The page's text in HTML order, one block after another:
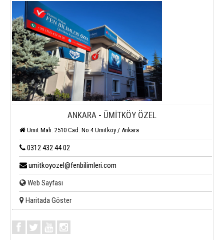
ANKARA - ÜMİTKÖY ÖZEL
Ümit Mah. 2510 Cad. No:4 Ümitköy / Ankara
0312 432 44 02
umitkoyozel@fenbilimleri.com
Web Sayfası
Haritada Göster